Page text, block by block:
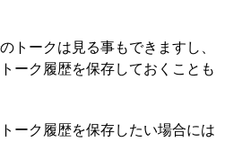
トークは見る事もできますし、
ーク履歴を保存しておくことも
ーク履歴を保存したい場合には